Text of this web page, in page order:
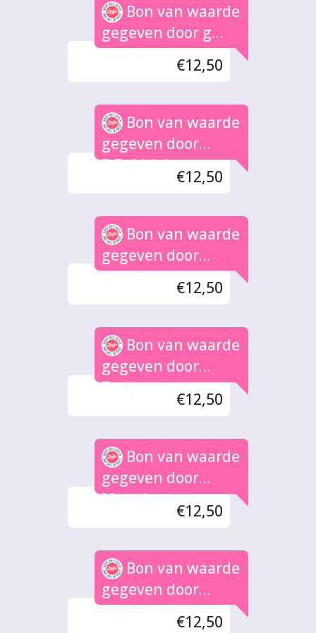
Bon van waarde
gegeven door g
deelte
€12,50
Bon van waarde
gegeven door
R.Bobbink
€12,50
Bon van waarde
gegeven door
Melkert
€12,50
Bon van waarde
gegeven door
Tanja
€12,50
Bon van waarde
gegeven door
Marieke
€12,50
Bon van waarde
gegeven door
Bleumink
€12,50